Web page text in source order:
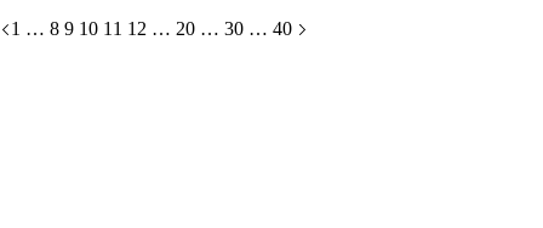
1 … 8 9 10 11 12 … 20 … 30 … 40